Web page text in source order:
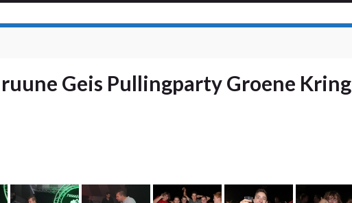
Geis Pullingparty Groene Kring